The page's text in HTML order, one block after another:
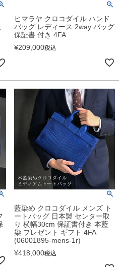
ヒマラヤ クロコダイル ハンド
バッグ レディース 2way バッグ
保証書 付き 4FA
¥209,000税込
藍染め クロコダイル メンズ ト
ートバッグ 日本製 センター取
り 横幅30cm 保証書付き 本藍
染 プレゼント ギフト 4FA
(06001895-mens-1r)
¥418,000税込